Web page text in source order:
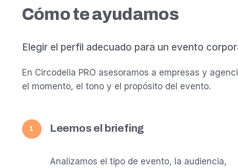
Cómo te ayudamos
Elegir el perfil adecuado para un evento
En Circodelia PRO asesoramos a empresas y
el momento, el tono y el propósito del evento.
1 Leemos el briefing
Analizamos el tipo de evento, la audiencia,